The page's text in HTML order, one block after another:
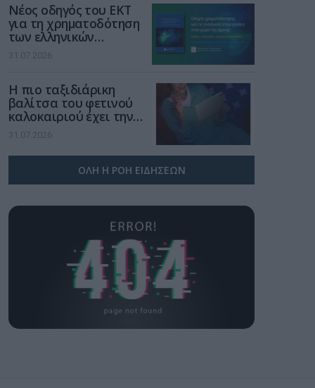
Νέος οδηγός του ΕΚΤ
για τη χρηματοδότηση
των ελληνικών
επιχειρήσεων στον
χώρο της άμυνας
31.07.2026
Η πιο ταξιδιάρικη
βαλίτσα του φετινού
καλοκαιριού έχει την
υπογραφή της Xiaomi
31.07.2026
ΟΛΗ Η ΡΟΗ ΕΙΔΗΣΕΩΝ